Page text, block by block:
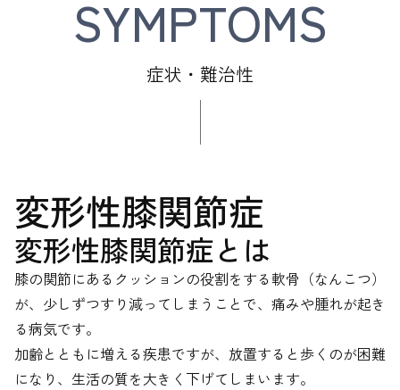
症状・難治性
変形性膝関節症
変形性膝関節症とは
膝の関節にあるクッションの役割をする軟骨（なんこつ）
が、少しずつすり減ってしまうことで、痛みや腫れが起き
る病気です。
加齢とともに増える疾患ですが、放置すると歩くのが困難
になり、生活の質を大きく下げてしまいます。